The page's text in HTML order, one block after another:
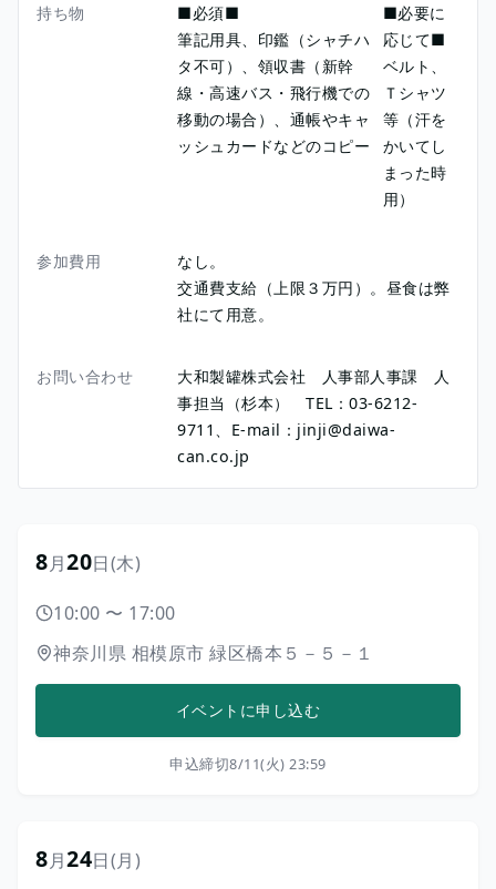
持ち物
■必須■
筆記用具、印鑑（シャチハ
タ不可）、領収書（新幹
線・高速バス・飛行機での
移動の場合）、通帳やキャ
ッシュカードなどのコピー
■必要に
応じて■
ベルト、
Ｔシャツ
等（汗を
かいてし
まった時
用）
参加費用
なし。
交通費支給（上限３万円）。昼食は弊
社にて用意。
お問い合わせ
大和製罐株式会社 人事部人事課 人
事担当（杉本） TEL：03-6212-
9711、E-mail：jinji@daiwa-
can.co.jp
8月20日(木)
10:00 〜 17:00
神奈川県 相模原市 緑区橋本５－５－１
イベントに申し込む
申込締切8/11(火) 23:59
8月24日(月)